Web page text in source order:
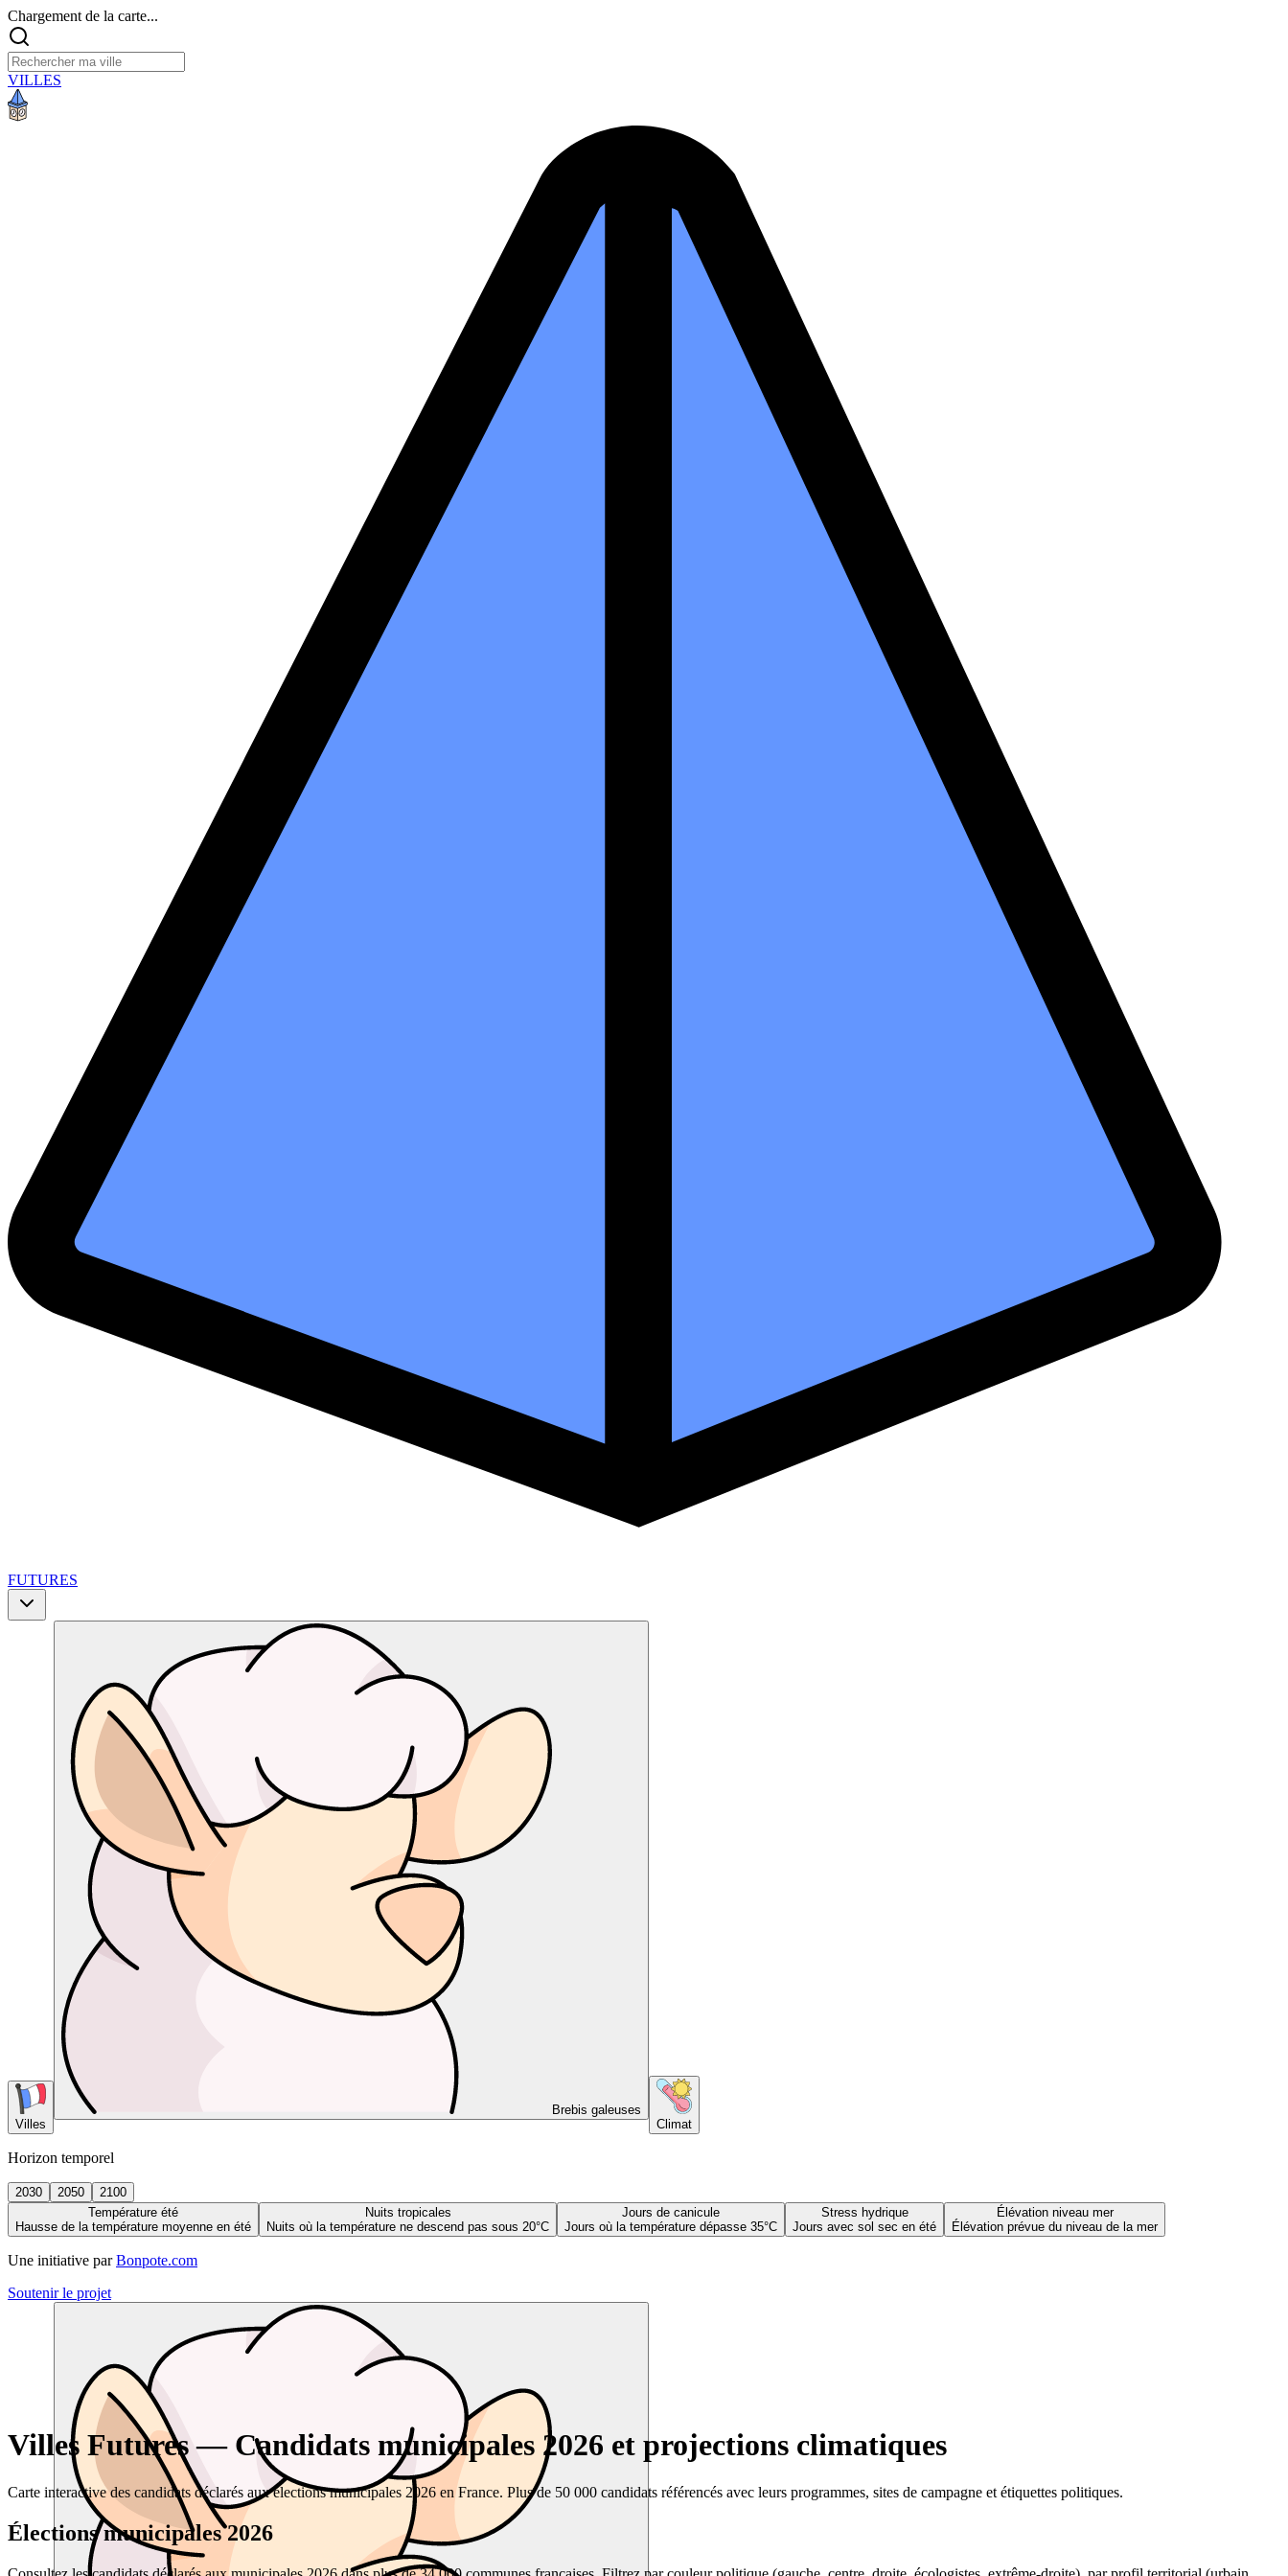
Chargement de la carte...
VILLES
FUTURES
Villes
Brebis galeuses
Climat
Horizon temporel
2030 2050
2100
Température été
Hausse de la température moyenne en été
Nuits tropicales
Nuits où la température ne descend pas sous 20°C
Jours de canicule
Jours où la température dépasse 35°C
Stress hydrique
Jours avec sol sec en été
Élévation niveau mer
Élévation prévue du niveau de la mer
Une initiative par Bonpote.com
Soutenir le projet
Villes Futures — Candidats municipales 2026 et projections climatiques
Carte interactive des candidats déclarés aux élections municipales 2026 en France. Plus de 50 000 candidats référencés avec leurs programmes, sites de campagne et étiquettes politiques.
Élections municipales 2026